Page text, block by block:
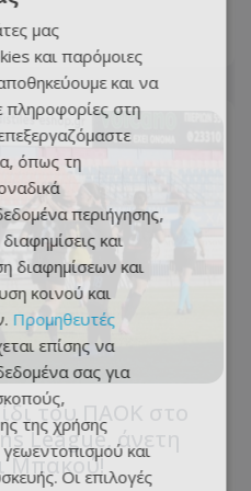
του ΠΑΟΚ στο
League, άνετη
Μπακού!
μας
και παρόμοιες
και να
πληροφορίες στη
όπως τη
περιήγησης,
και
διαφημίσεων και
κοινού και
Προμηθευτές
επίσης να
σας για
της χρήσης
και
Οι επιλογές